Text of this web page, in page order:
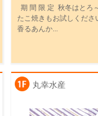
期 間 限 定 秋冬はとろ
たこ焼きもお試しくださ
香るあんか...
丸幸水産